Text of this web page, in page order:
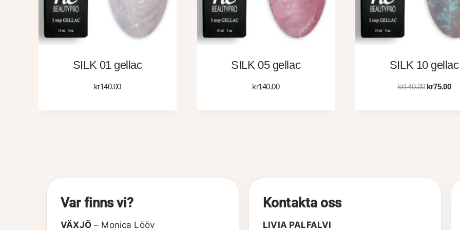
SILK 01 gellac
kr140.00
SILK 05 gellac
kr140.00
SILK 10 gellac
kr140.00 Det
priset
kr75.00Det
Var finns vi?
VÄXJÖ– Monica Lööv
Kontakta oss
LIVIA PALFALVI